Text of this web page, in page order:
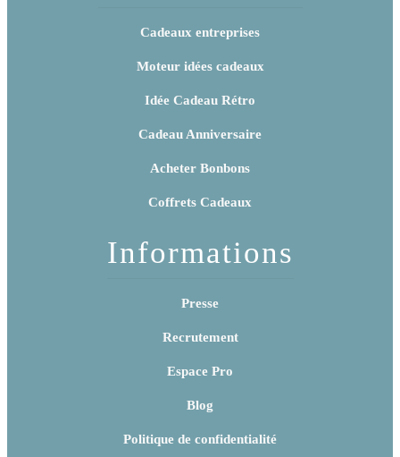
Cadeaux entreprises
Moteur idées cadeaux
Idée Cadeau Rétro
Cadeau Anniversaire
Acheter Bonbons
Coffrets Cadeaux
Informations
Presse
Recrutement
Espace Pro
Blog
Politique de confidentialité